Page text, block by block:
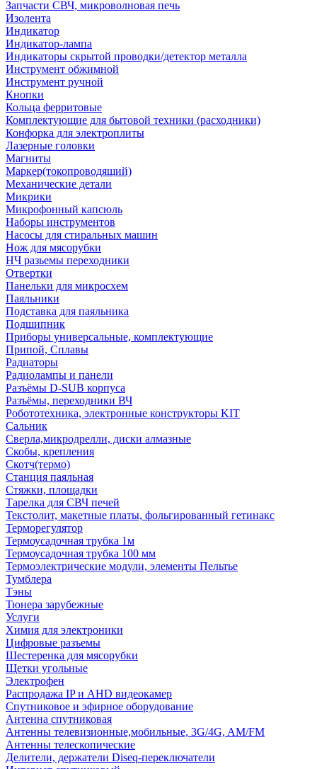
Запчасти СВЧ, микроволновая печь
Изолента
Индикатор
Индикатор-лампа
Индикаторы скрытой проводки/детектор металла
Инструмент обжимной
Инструмент ручной
Кнопки
Кольца ферритовые
Комплектующие для бытовой техники (расходники)
Конфорка для электроплиты
Лазерные головки
Магниты
Маркер(токопроводящий)
Механические детали
Микрики
Микрофонный капсюль
Наборы инструментов
Насосы для стиральных машин
Нож для мясорубки
НЧ разьемы переходники
Отвертки
Панельки для микросхем
Паяльники
Подставка для паяльника
Подшипник
Приборы универсальные, комплектующие
Припой, Сплавы
Радиаторы
Радиолампы и панели
Разъёмы D-SUB корпуса
Разъёмы, переходники ВЧ
Робототехника, электронные конструкторы KIT
Сальник
Сверла,микродрелли, диски алмазные
Скобы, крепления
Скотч(термо)
Станция паяльная
Стяжки, площадки
Тарелка для СВЧ печей
Текстолит, макетные платы, фольгированный гетинакс
Терморегулятор
Термоусадочная трубка 1м
Термоусадочная трубка 100 мм
Термоэлектрические модули, элементы Пельтье
Тумблера
Тэны
Тюнера зарубежные
Услуги
Химия для электроники
Цифровые разъемы
Шестеренка для мясорубки
Щетки угольные
Электрофен
Распродажа IP и AHD видеокамер
Спутниковое и эфирное оборудование
Антенна спутниковая
Антенны телевизионные,мобильные, 3G/4G, AM/FM
Антенны телескопические
Делители, держатели Diseq-переключатели